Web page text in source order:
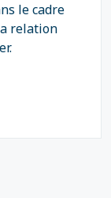
le cadre
relation